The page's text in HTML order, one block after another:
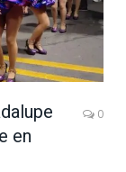
en
0